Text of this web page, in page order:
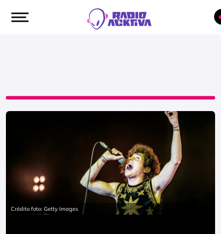
Crédito foto: Getty Images